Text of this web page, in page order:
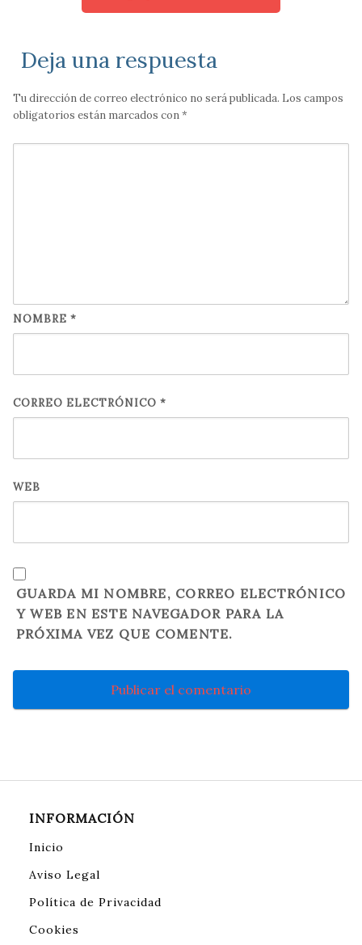
Deja una respuesta
Tu dirección de correo electrónico no será publicada. Los campos
obligatorios están marcados con*
NOMBRE *
CORREO ELECTRÓNICO *
WEB
GUARDA MI NOMBRE, CORREO ELECTRÓNICO
Y WEB EN ESTE NAVEGADOR PARA LA
PRÓXIMA VEZ QUE COMENTE.
INFORMACIÓN
Inicio
Aviso Legal
Política de Privacidad
Cookies